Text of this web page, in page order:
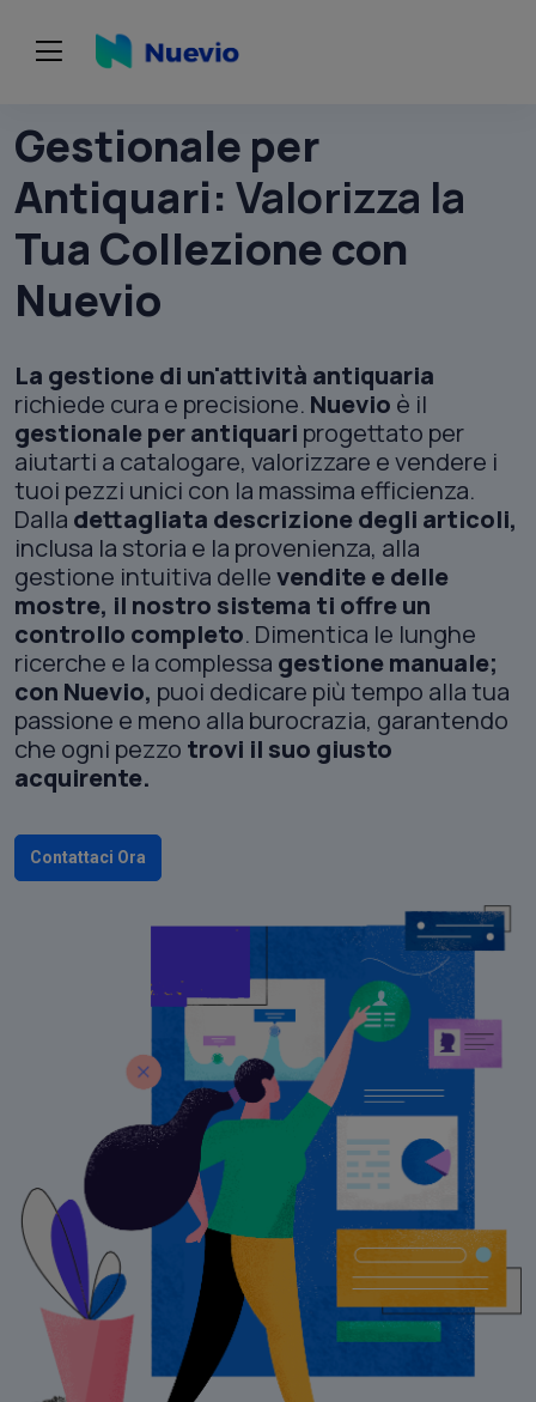
Gestionale per
Antiquari: Valorizza la
Tua Collezione con
Nuevio
La gestione di un'attività antiquaria
richiede cura e precisione. Nuevio è il
gestionale per antiquari progettato per
aiutarti a catalogare, valorizzare e vendere i
tuoi pezzi unici con la massima efficienza.
Dalla dettagliata descrizione degli articoli,
inclusa la storia e la provenienza, alla
gestione intuitiva dellevendite e delle
mostre, il nostro sistema ti offre un
controllo completo. Dimentica le lunghe
ricerche e la complessa gestione manuale;
con Nuevio, puoi dedicare più tempo alla tua
passione e meno alla burocrazia, garantendo
che ogni pezzo trovi il suo giusto
acquirente.
Contattaci Ora